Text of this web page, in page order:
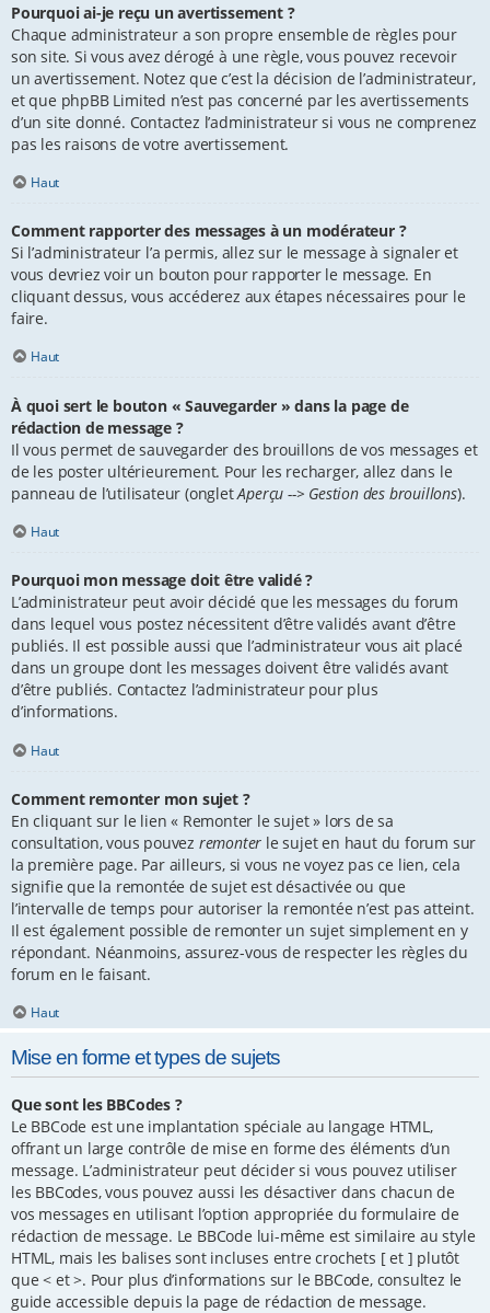
Pourquoi ai-je reçu un avertissement ?
Chaque administrateur a son propre ensemble de règles pour
son site. Si vous avez dérogé à une règle, vous pouvez recevoir
un avertissement. Notez que c’est la décision de l’administrateur,
et que phpBB Limited n’est pas concerné par les avertissements
d’un site donné. Contactez l’administrateur si vous ne comprenez
pas les raisons de votre avertissement.
Haut
Comment rapporter des messages à un modérateur ?
Si l’administrateur l’a permis, allez sur le message à signaler et
vous devriez voir un bouton pour rapporter le message. En
cliquant dessus, vous accéderez aux étapes nécessaires pour le
faire.
Haut
À quoi sert le bouton « Sauvegarder » dans la page de
rédaction de message ?
Il vous permet de sauvegarder des brouillons de vos messages et
de les poster ultérieurement. Pour les recharger, allez dans le
panneau de l’utilisateur (ongletAperçu --> Gestion des brouillons).
Haut
Pourquoi mon message doit être validé ?
L’administrateur peut avoir décidé que les messages du forum
dans lequel vous postez nécessitent d’être validés avant d’être
publiés. Il est possible aussi que l’administrateur vous ait placé
dans un groupe dont les messages doivent être validés avant
d’être publiés. Contactez l’administrateur pour plus
d’informations.
Haut
Comment remonter mon sujet ?
En cliquant sur le lien « Remonter le sujet » lors de sa
consultation, vous pouvez remonter le sujet en haut du forum sur
la première page. Par ailleurs, si vous ne voyez pas ce lien, cela
signifie que la remontée de sujet est désactivée ou que
l’intervalle de temps pour autoriser la remontée n’est pas atteint.
Il est également possible de remonter un sujet simplement en y
répondant. Néanmoins, assurez-vous de respecter les règles du
forum en le faisant.
Haut
Mise en forme et types de sujets
Que sont les BBCodes ?
Le BBCode est une implantation spéciale au langage HTML,
offrant un large contrôle de mise en forme des éléments d’un
message. L’administrateur peut décider si vous pouvez utiliser
les BBCodes, vous pouvez aussi les désactiver dans chacun de
vos messages en utilisant l’option appropriée du formulaire de
rédaction de message. Le BBCode lui-même est similaire au style
HTML, mais les balises sont incluses entre crochets [ et ] plutôt
que < et >. Pour plus d’informations sur le BBCode, consultez le
guide accessible depuis la page de rédaction de message.